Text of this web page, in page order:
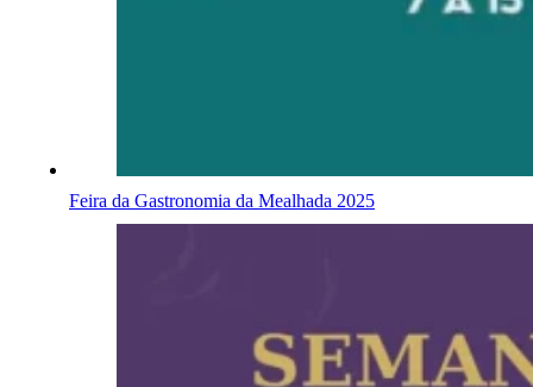
Feira da Gastronomia da Mealhada 2025